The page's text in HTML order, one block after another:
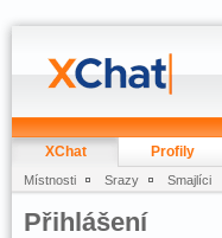
XChat Profily
Místnosti Srazy Smajlíci
Přihlášení